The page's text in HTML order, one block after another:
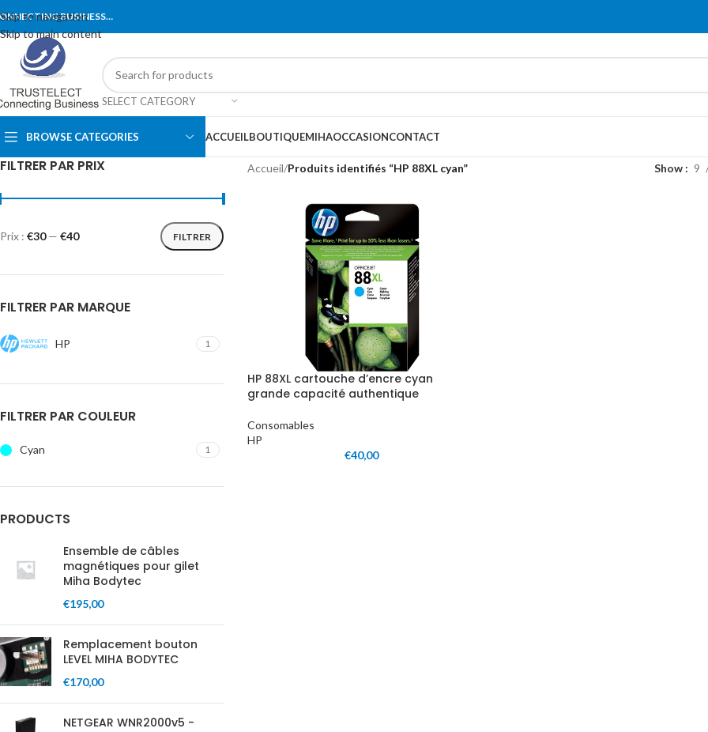
Skip to navigation
Skip to main content
BUSINESS…
SELECT CATEGORY
BROWSE CATEGORIES ACCUEILBOUTIQUEMIHAOCCASIONCONTACT
FILTRER PAR PRIX
FILTRER
Prix : €30— €40
FILTRER PAR MARQUE
HP 1
FILTRER PAR COULEUR
Cyan 1
PRODUCTS
Ensemble de câbles
magnétiques pour gilet
Miha Bodytec
€195,00
Remplacement bouton
LEVEL MIHA BODYTEC
€170,00
NETGEAR WNR2000v5 -
Accueil/Produits identifiés “HP 88XL cyan” Show 9
HP 88XL cartouche d’encre cyan
grande capacité authentique
Consomables
HP
€40,00